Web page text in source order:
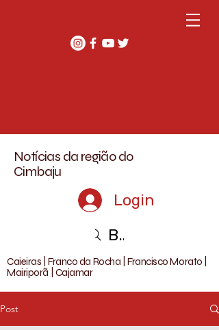
Notícias da região do
Cimbaju
Login
Buscar
Caieiras | Franco da Rocha | Francisco Morato |
Mairiporã | Cajamar
Post